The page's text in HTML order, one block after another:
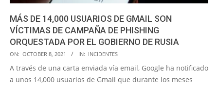
MÁS DE 14,000 USUARIOS DE GMAIL SON
VÍCTIMAS DE CAMPAÑA DE PHISHING
ORQUESTADA POR EL GOBIERNO DE RUSIA
2021-
10-
ON: OCTOBER 8, 2021 IN: INCIDENTES
A través de una carta enviada vía email, Google ha notificado
a unos 14,000 usuarios de Gmail que durante los meses